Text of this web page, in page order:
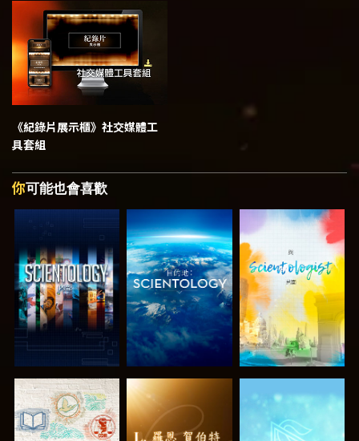
《紀錄片展示櫃》 社交媒體工
具套組
你可能也會喜歡
探索系列節目 探索系列節目 探索系列節目